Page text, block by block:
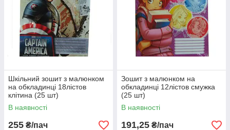
Шкільний зошит з малюнком
на обкладинці 18лістов
клітина (25 шт)
В наявності
255 ₴/пач
Зошит з малюнком на
обкладинці 12лістов смужка
(25 шт)
В наявності
191,25 ₴/пач